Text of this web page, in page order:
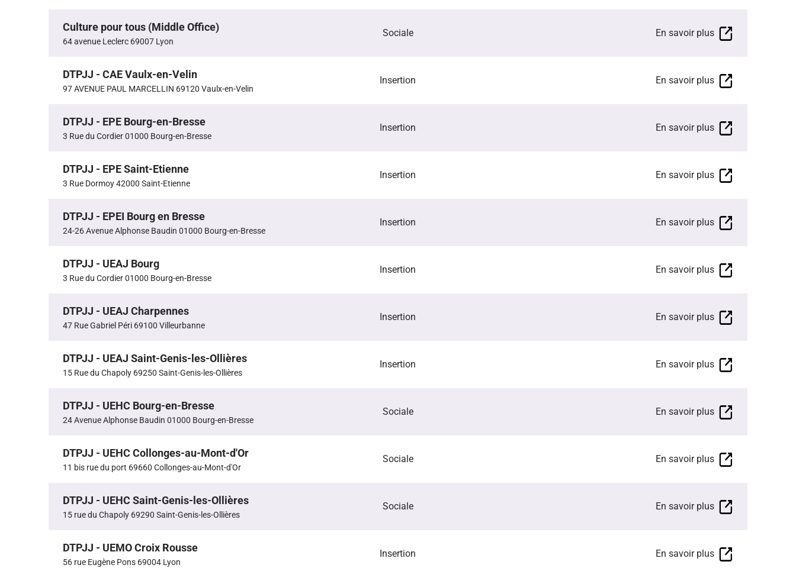
Culture pour tous (Middle Office)
64 avenue Leclerc 69007 Lyon
Sociale En savoir plus
DTPJJ - CAE Vaulx-en-Velin
97 AVENUE PAUL MARCELLIN 69120 Vaulx-en-Velin
Insertion En savoir plus
DTPJJ - EPE Bourg-en-Bresse
3 Rue du Cordier 01000 Bourg-en-Bresse
Insertion En savoir plus
DTPJJ - EPE Saint-Etienne
3 Rue Dormoy 42000 Saint-Etienne
Insertion En savoir plus
DTPJJ - EPEI Bourg en Bresse
24-26 Avenue Alphonse Baudin 01000 Bourg-en-Bresse
Insertion En savoir plus
DTPJJ - UEAJ Bourg
3 Rue du Cordier 01000 Bourg-en-Bresse
Insertion En savoir plus
DTPJJ - UEAJ Charpennes
47 Rue Gabriel Péri 69100 Villeurbanne
Insertion En savoir plus
DTPJJ - UEAJ Saint-Genis-les-Ollières
15 Rue du Chapoly 69250 Saint-Genis-les-Ollières
Insertion En savoir plus
DTPJJ - UEHC Bourg-en-Bresse
24 Avenue Alphonse Baudin 01000 Bourg-en-Bresse
Sociale En savoir plus
DTPJJ - UEHC Collonges-au-Mont-d'Or
11 bis rue du port 69660 Collonges-au-Mont-d'Or
Sociale En savoir plus
DTPJJ - UEHC Saint-Genis-les-Ollières
15 rue du Chapoly 69290 Saint-Genis-les-Ollières
Sociale En savoir plus
DTPJJ - UEMO Croix Rousse
56 rue Eugène Pons 69004 Lyon
Insertion En savoir plus